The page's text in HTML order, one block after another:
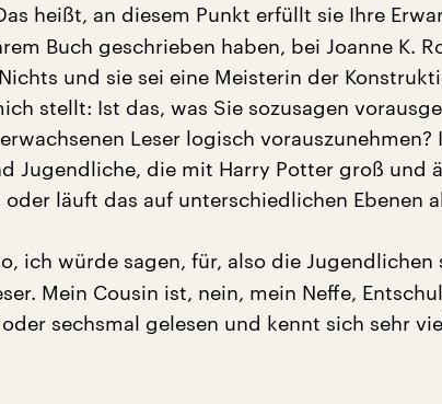
heißt, an diesem Punkt erfüllt sie Ihre
Buch geschrieben haben, bei Joanne K.
und sie sei eine Meisterin der
stellt: Ist das, was Sie sozusagen
Leser logisch vorauszunehmen?
Jugendliche, die mit Harry Potter groß und
oder läuft das auf unterschiedlichen Ebenen
ich würde sagen, für, also die
Mein Cousin ist, nein, mein Neffe,
sechsmal gelesen und kennt sich sehr